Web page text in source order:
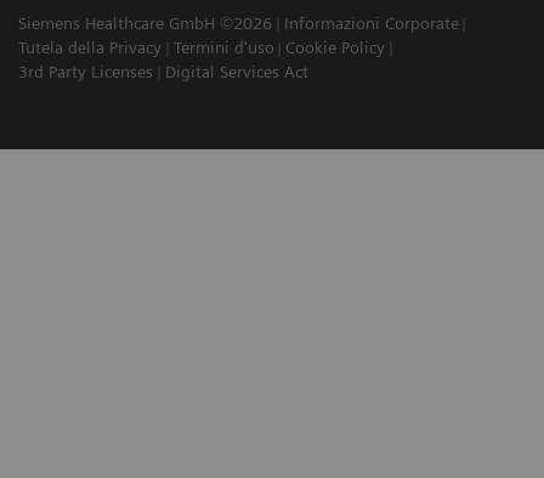
Siemens Healthcare GmbH ©2026
Informazioni Corporate
Tutela della Privacy
Termini d'uso
Cookie Policy
3rd Party Licenses
Digital Services Act